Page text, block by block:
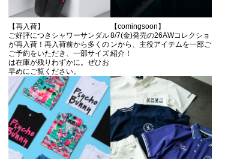
【再入荷】
ご好評につきシャワーサンダル
が再入荷！再入荷前から多くの
ご予約をいただき、一部サイズ
は在庫が残りわずかに。ぜひお
早めにご覧ください。
【comingsoon】
8/7(金)発売の26AWコレクショ
ンから、主役アイテムを一部ご
紹介！